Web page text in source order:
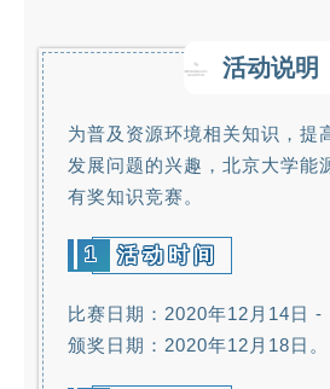
活动说明
为普及资源环境相关知识，提
发展问题的兴趣，北京大学能
有奖知识竞赛。
1 活动时间
比赛日期：2020年12月14日 -
颁奖日期：2020年12月18日。